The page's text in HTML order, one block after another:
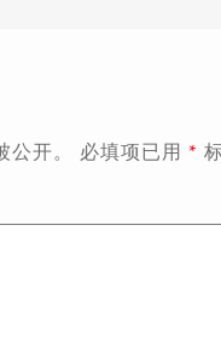
开。 必填项已用 *